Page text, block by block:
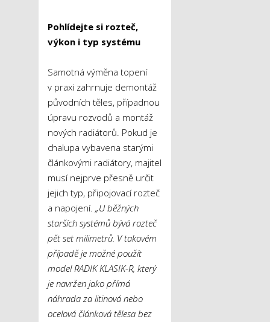
Pohlídejte si rozteč,
výkon i typ systému
Samotná výměna topení
v praxi zahrnuje demontáž
původních těles, případnou
úpravu rozvodů a montáž
nových radiátorů. Pokud je
chalupa vybavena starými
článkovými radiátory, majitel
musí nejprve přesně určit
jejich typ, připojovací rozteč
a napojení. „U běžných
starších systémů bývá rozteč
pět set milimetrů. V takovém
případě je možné použít
model RADIK KLASIK-R, který
je navržen jako přímá
náhrada za litinová nebo
ocelová článková tělesa bez